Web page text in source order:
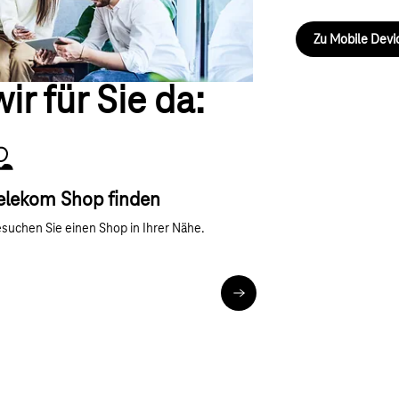
Zu Mobile
für Sie da:
Shop finden
Sie einen Shop in Ihrer Nähe.
Zur Shop Suche